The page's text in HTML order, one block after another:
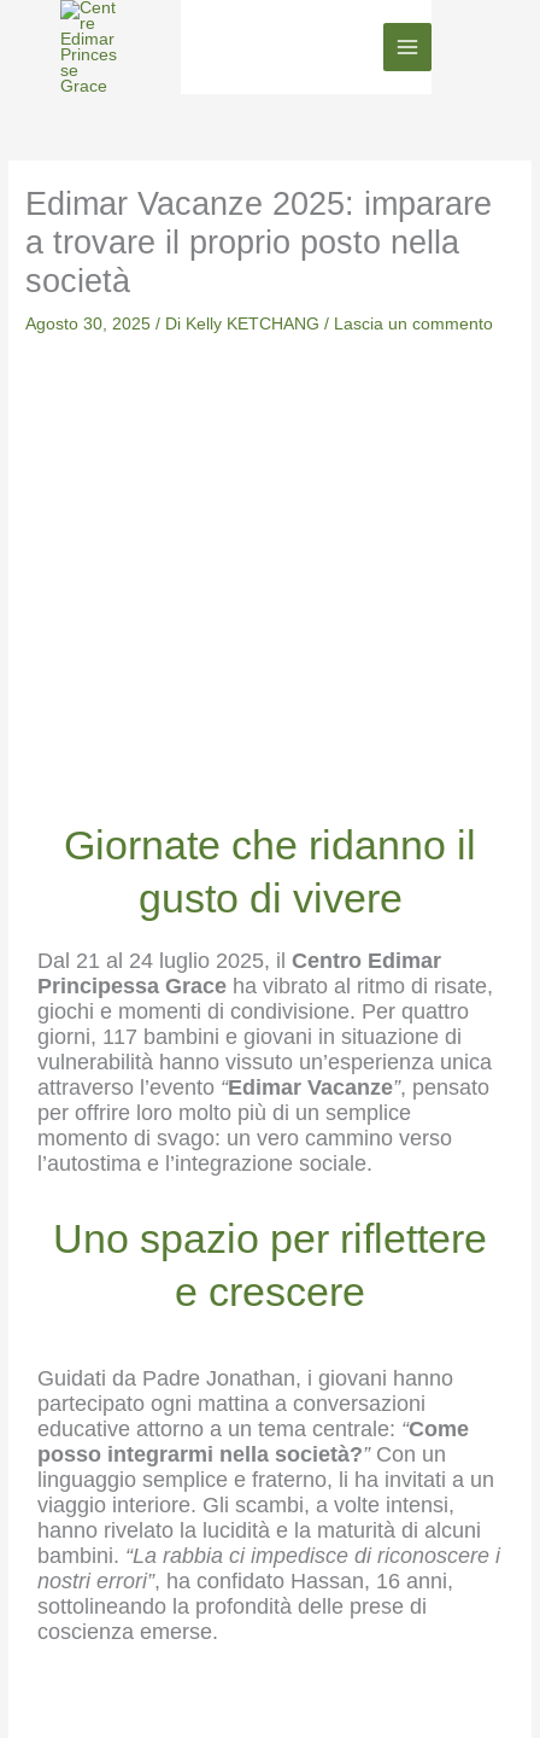
contenuto
Edimar Vacanze 2025: imparare
a trovare il proprio posto nella
società
Agosto 30, 2025/ Di Kelly KETCHANG/ Lascia un commento
Giornate che ridanno il
gusto di vivere
Dal 21 al 24 luglio 2025, ilCentro Edimar
Principessa Grace ha vibrato al ritmo di risate,
giochi e momenti di condivisione. Per quattro
giorni, 117 bambini e giovani in situazione di
vulnerabilità hanno vissuto un’esperienza unica
attraverso l’evento “Edimar Vacanze”, pensato
per offrire loro molto più di un semplice
momento di svago: un vero cammino verso
l’autostima e l’integrazione sociale.
Uno spazio per riflettere
e crescere
Guidati da Padre Jonathan, i giovani hanno
partecipato ogni mattina a conversazioni
educative attorno a un tema centrale: “Come
posso integrarmi nella società?”Con un
linguaggio semplice e fraterno, li ha invitati a un
viaggio interiore. Gli scambi, a volte intensi,
hanno rivelato la lucidità e la maturità di alcuni
bambini. “La rabbia ci impedisce di riconoscere i
nostri errori”, ha confidato Hassan, 16 anni,
sottolineando la profondità delle prese di
coscienza emerse.